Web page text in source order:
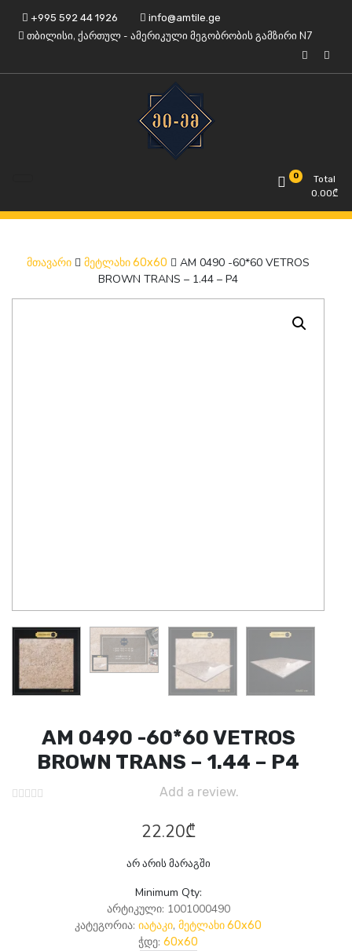
content
+995 592 44 1926 info@amtile.ge
თბილისი, ქართულ - ამერიკული მეგობრობის გამზირი N7
0
Total
0.00₾
მთავარი მეტლახი 60x60
AM 0490 -60*60 VETROS
BROWN TRANS – 1.44 – P4
AM 0490 -60*60 VETROS
BROWN TRANS – 1.44 – P4
Add a review.
22.20₾
არ არის მარაგში
Minimum Qty:
არტიკული: 1001000490
კატეგორია: იატაკი, მეტლახი 60x60
ჭდე: 60x60